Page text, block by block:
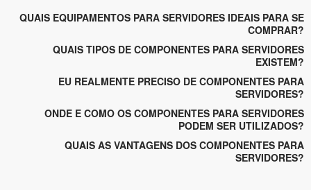
QUAIS EQUIPAMENTOS PARA SERVIDORES IDEAIS PARA SE
COMPRAR?
QUAIS TIPOS DE COMPONENTES PARA SERVIDORES
EXISTEM?
EU REALMENTE PRECISO DE COMPONENTES PARA
SERVIDORES?
ONDE E COMO OS COMPONENTES PARA SERVIDORES
PODEM SER UTILIZADOS?
QUAIS AS VANTAGENS DOS COMPONENTES PARA
SERVIDORES?